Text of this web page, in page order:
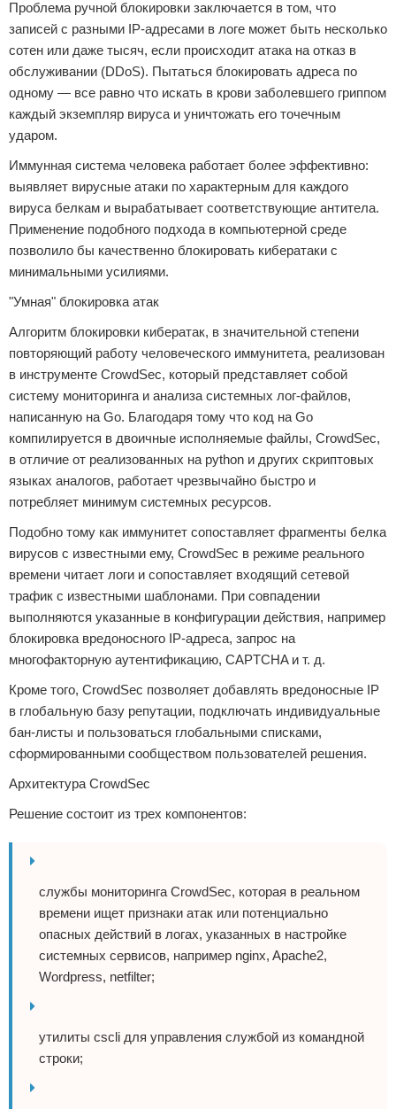
Проблема ручной блокировки заключается в том, что
записей с разными IP-адресами в логе может быть несколько
сотен или даже тысяч, если происходит атака на отказ в
обслуживании (DDoS). Пытаться блокировать адреса по
одному — все равно что искать в крови заболевшего гриппом
каждый экземпляр вируса и уничтожать его точечным
ударом.
Иммунная система человека работает более эффективно:
выявляет вирусные атаки по характерным для каждого
вируса белкам и вырабатывает соответствующие антитела.
Применение подобного подхода в компьютерной среде
позволило бы качественно блокировать кибератаки с
минимальными усилиями.
"Умная" блокировка атак
Алгоритм блокировки кибератак, в значительной степени
повторяющий работу человеческого иммунитета, реализован
в инструменте CrowdSec, который представляет собой
систему мониторинга и анализа системных лог-файлов,
написанную на Go. Благодаря тому что код на Go
компилируется в двоичные исполняемые файлы, CrowdSec,
в отличие от реализованных на python и других скриптовых
языках аналогов, работает чрезвычайно быстро и
потребляет минимум системных ресурсов.
Подобно тому как иммунитет сопоставляет фрагменты белка
вирусов с известными ему, CrowdSec в режиме реального
времени читает логи и сопоставляет входящий сетевой
трафик с известными шаблонами. При совпадении
выполняются указанные в конфигурации действия, например
блокировка вредоносного IP-адреса, запрос на
многофакторную аутентификацию, CAPTCHA и т. д.
Кроме того, CrowdSec позволяет добавлять вредоносные IP
в глобальную базу репутации, подключать индивидуальные
бан-листы и пользоваться глобальными списками,
сформированными сообществом пользователей решения.
Архитектура CrowdSec
Решение состоит из трех компонентов:
службы мониторинга CrowdSec, которая в реальном
времени ищет признаки атак или потенциально
опасных действий в логах, указанных в настройке
системных сервисов, например nginx, Apache2,
Wordpress, netfilter;
утилиты cscli для управления службой из командной
строки;